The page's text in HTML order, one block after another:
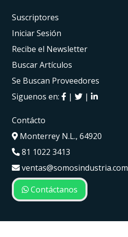
Suscriptores
Iniciar Sesión
Recibe el Newsletter
Buscar Artículos
Se Buscan Proveedores
Siguenos en:
| |
Contácto
Monterrey N.L., 64920
81 1022 3413
ventas@somosindustria.com
Contáctanos